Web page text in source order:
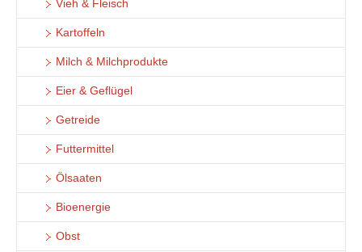
Vieh & Fleisch
Kartoffeln
Milch & Milchprodukte
Eier & Geflügel
Getreide
Futtermittel
Ölsaaten
Bioenergie
Obst